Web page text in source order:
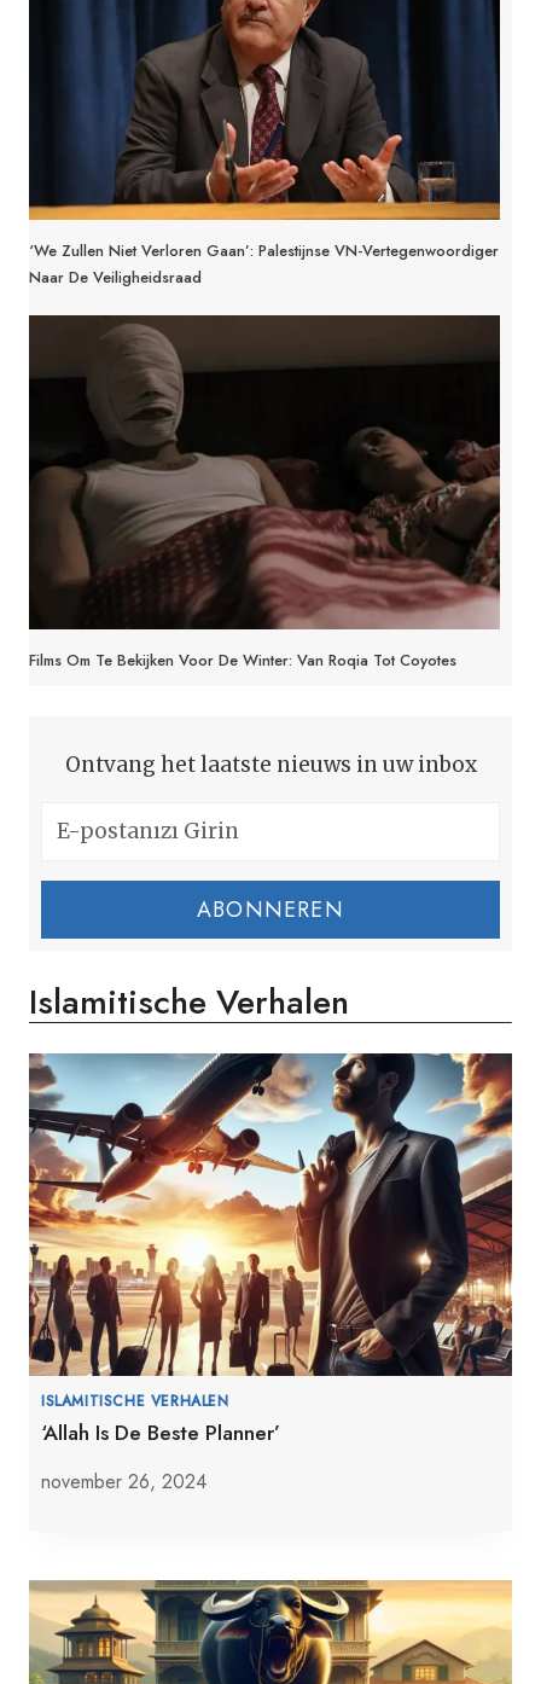
‘We Zullen Niet Verloren Gaan’: Palestijnse VN-Vertegenwoordiger
Naar De Veiligheidsraad
Films Om Te Bekijken Voor De Winter: Van Roqia Tot Coyotes
Ontvang het laatste nieuws in uw inbox
ABONNEREN
Islamitische Verhalen
ISLAMITISCHE VERHALEN
‘Allah Is De Beste Planner’
november 26, 2024